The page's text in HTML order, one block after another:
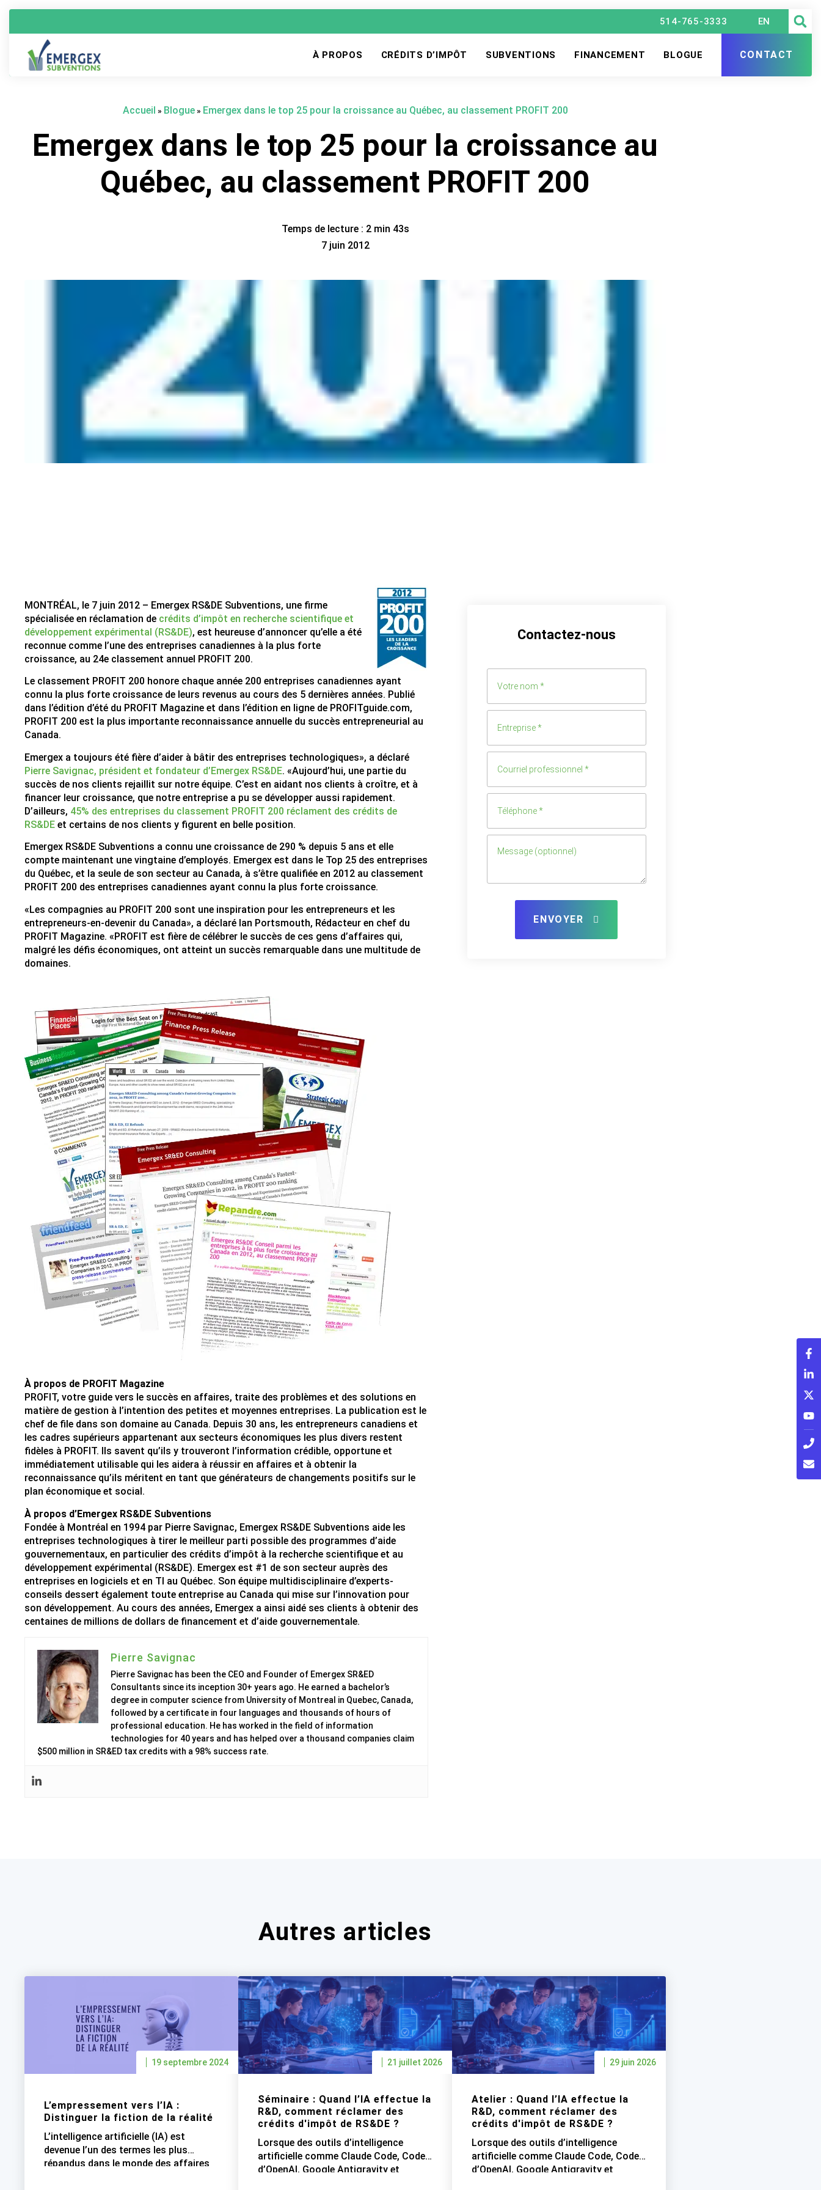
514-765-3333 EN
À PROPOS CRÉDITS D’IMPÔT SUBVENTIONS FINANCEMENT BLOGUE CONTACT
Accueil » Blogue» Emergex dans le top 25 pour la croissance au Québec, au classement PROFIT 200
Emergex dans le top 25 pour la croissance au
Québec, au classement PROFIT 200
Temps de lecture : 2 min 43s
7 juin 2012
MONTRÉAL, le 7 juin 2012 – Emergex RS&DE Subventions, une firme
spécialisée en réclamation de crédits d’impôt en recherche scientifique et
développement expérimental (RS&DE), est heureuse d’annoncer qu’elle a été
reconnue comme l’une des entreprises canadiennes à la plus forte
croissance, au 24e classement annuel PROFIT 200.
Le classement PROFIT 200 honore chaque année 200 entreprises canadiennes ayant
connu la plus forte croissance de leurs revenus au cours des 5 dernières années. Publié
dans l’édition d’été du PROFIT Magazine et dans l’édition en ligne de PROFITguide.com,
PROFIT 200 est la plus importante reconnaissance annuelle du succès entrepreneurial au
Canada.
Emergex a toujours été fière d’aider à bâtir des entreprises technologiques», a déclaré
Pierre Savignac, président et fondateur d’Emergex RS&DE. «Aujourd’hui, une partie du
succès de nos clients rejaillit sur notre équipe. C’est en aidant nos clients à croître, et à
financer leur croissance, que notre entreprise a pu se développer aussi rapidement.
D’ailleurs, 45% des entreprises du classement PROFIT 200 réclament des crédits de
RS&DE et certains de nos clients y figurent en belle position.
Emergex RS&DE Subventions a connu une croissance de 290 % depuis 5 ans et elle
compte maintenant une vingtaine d’employés. Emergex est dans le Top 25 des entreprises
du Québec, et la seule de son secteur au Canada, à s’être qualifiée en 2012 au classement
PROFIT 200 des entreprises canadiennes ayant connu la plus forte croissance.
«Les compagnies au PROFIT 200 sont une inspiration pour les entrepreneurs et les
entrepreneurs-en-devenir du Canada», a déclaré Ian Portsmouth, Rédacteur en chef du
PROFIT Magazine. «PROFIT est fière de célébrer le succès de ces gens d’affaires qui,
malgré les défis économiques, ont atteint un succès remarquable dans une multitude de
domaines.
À propos de PROFIT Magazine
PROFIT, votre guide vers le succès en affaires, traite des problèmes et des solutions en
matière de gestion à l’intention des petites et moyennes entreprises. La publication est le
chef de file dans son domaine au Canada. Depuis 30 ans, les entrepreneurs canadiens et
les cadres supérieurs appartenant aux secteurs économiques les plus divers restent
fidèles à PROFIT. Ils savent qu’ils y trouveront l’information crédible, opportune et
immédiatement utilisable qui les aidera à réussir en affaires et à obtenir la
reconnaissance qu’ils méritent en tant que générateurs de changements positifs sur le
plan économique et social.
À propos d’Emergex RS&DE Subventions
Fondée à Montréal en 1994 par Pierre Savignac, Emergex RS&DE Subventions aide les
entreprises technologiques à tirer le meilleur parti possible des programmes d’aide
gouvernementaux, en particulier des crédits d’impôt à la recherche scientifique et au
développement expérimental (RS&DE). Emergex est #1 de son secteur auprès des
entreprises en logiciels et en TI au Québec. Son équipe multidisciplinaire d’experts-
conseils dessert également toute entreprise au Canada qui mise sur l’innovation pour
son développement. Au cours des années, Emergex a ainsi aidé ses clients à obtenir des
centaines de millions de dollars de financement et d’aide gouvernementale.
Pierre Savignac
Pierre Savignac has been the CEO and Founder of Emergex SR&ED
Consultants since its inception 30+ years ago. He earned a bachelor’s
degree in computer science from University of Montreal in Quebec, Canada,
followed by a certificate in four languages and thousands of hours of
professional education. He has worked in the field of information
technologies for 40 years and has helped over a thousand companies claim
$500 million in SR&ED tax credits with a 98% success rate.
Contactez-nous
ENVOYER
Autres articles
19 septembre 2024
L’empressement vers l’IA :
Distinguer la fiction de la réalité
L’intelligence artificielle (IA) est
devenue l’un des termes les plus
répandus dans le monde des affaires
21 juillet 2026
Séminaire : Quand l’IA effectue la
R&D, comment réclamer des
crédits d'impôt de RS&DE ?
Lorsque des outils d’intelligence
artificielle comme Claude Code, Codex
d’OpenAI, Google Antigravity et
29 juin 2026
Atelier : Quand l’IA effectue la
R&D, comment réclamer des
crédits d'impôt de RS&DE ?
Lorsque des outils d’intelligence
artificielle comme Claude Code, Codex
d’OpenAI, Google Antigravity et